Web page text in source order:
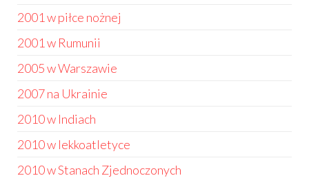
2001 w piłce nożnej
2001 w Rumunii
2005 w Warszawie
2007 na Ukrainie
2010 w Indiach
2010 w lekkoatletyce
2010 w Stanach Zjednoczonych